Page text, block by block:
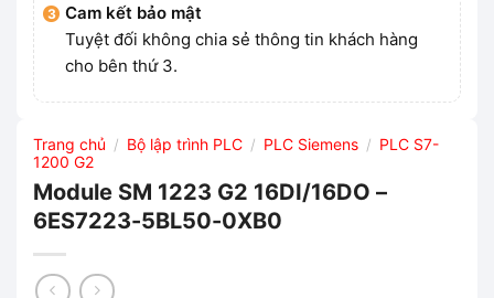
Cam kết bảo mật
Tuyệt đối không chia sẻ thông tin khách hàng
cho bên thứ 3.
Trang chủ / Bộ lập trình PLC / PLC Siemens / PLC S7-
1200 G2
Module SM 1223 G2 16DI/16DO –
6ES7223-5BL50-0XB0